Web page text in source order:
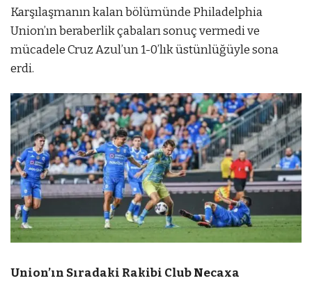
Karşılaşmanın kalan bölümünde Philadelphia
Union’ın beraberlik çabaları sonuç vermedi ve
mücadele Cruz Azul’un 1-0’lık üstünlüğüyle sona
erdi.
Union’ın Sıradaki Rakibi Club Necaxa